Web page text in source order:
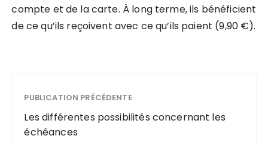
compte et de la carte. À long terme, ils bénéficient
de ce qu’ils reçoivent avec ce qu’ils paient (9,90 €).
PUBLICATION PRÉCÉDENTE
Les différentes possibilités concernant les
échéances